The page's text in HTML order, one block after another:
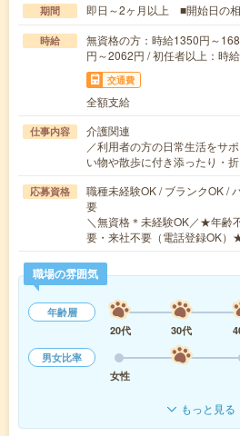
期間 即日～2ヶ月以上 ■開始日の相
時給
無資格の方：時給1350円～
円～2062円 / 初任者以上：時
交通費
全額支給
仕事内容
介護関連
／利用者の方の日常生活をサ
い物や散歩に付き添ったり・
応募資格
職種未経験OK / ブランクOK /
要
＼無資格＊未経験OK／★年齢
要・来社不要（電話登録OK
職場の雰囲気
年齢層
20代
30代
男女比率
女性
もっと見る